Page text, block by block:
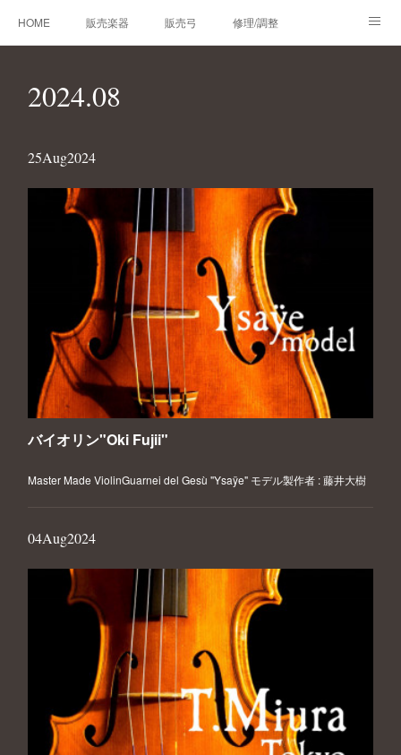
HOME 販売楽器 販売弓 修理/調整
技術帳 プロフィール
2024.08
25Aug2024
バイオリン"Oki Fujii"
Master Made ViolinGuarnei del Gesù "Ysaÿe" モデル製作者 : 藤井大樹
04Aug2024